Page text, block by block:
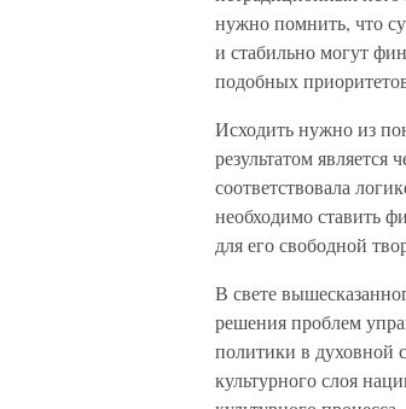
нужно помнить, что
и стабильно могут
подобных
Исходить нужно из
результатом
соответствовала
необходимо ставить
для его свободной
В свете
решения проблем
политики в духовной
культурного слоя